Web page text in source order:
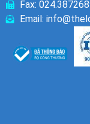
Fax:
Email: